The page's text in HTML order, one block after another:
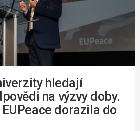
hledají
na výzvy doby.
dorazila do